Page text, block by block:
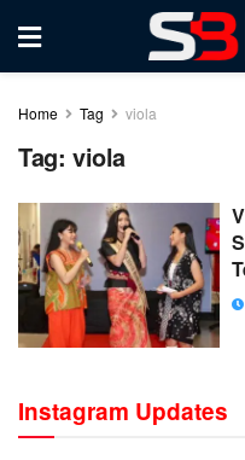
Home Tag viola
Tag: viola
Instagram Updates